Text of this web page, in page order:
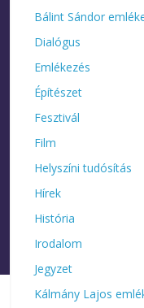
Bálint Sándor
Dialógus
Emlékezés
Építészet
Fesztivál
Film
Helyszíni tudósítás
Hírek
História
Irodalom
Jegyzet
Kálmány Lajos